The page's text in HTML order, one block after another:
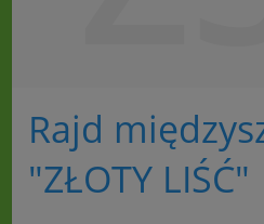
Rajd
"ZŁOTY LIŚĆ"